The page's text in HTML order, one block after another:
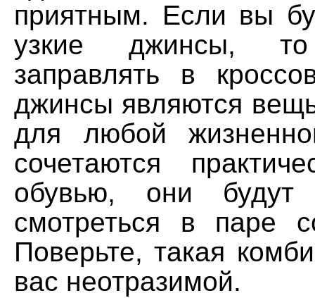
приятным. Если вы
узкие джинсы,
заправлять в
джинсы являются
для любой
сочетаются
обувью, они будут
смотреться в паре
Поверьте, такая
вас неотразимой.